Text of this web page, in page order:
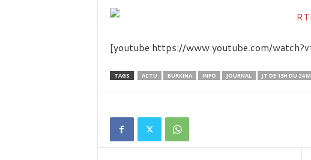
d
k
[youtube https://www.youtube.com/
TAGS ACTU BURKINA INFO JOURNAL JT DE 13H DU 24